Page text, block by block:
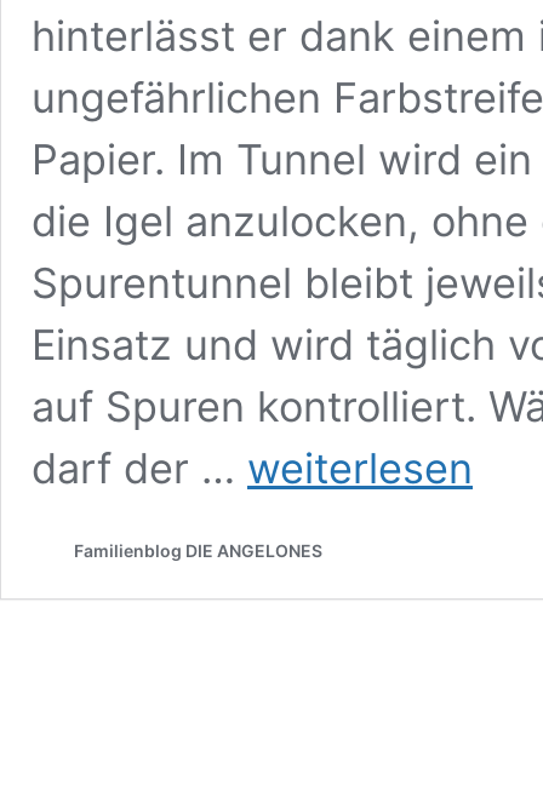
hinterlässt er dank
ungefährlichen
Papier. Im Tunnel wird
die Igel anzulocken,
Spurentunnel bleibt
Einsatz und wird täglich
auf Spuren kontrolliert.
darf der …
Wissenschaftliches
Naturprojekt:
in
Garten!
weiterlesen
Familienblog DIE ANGELONES